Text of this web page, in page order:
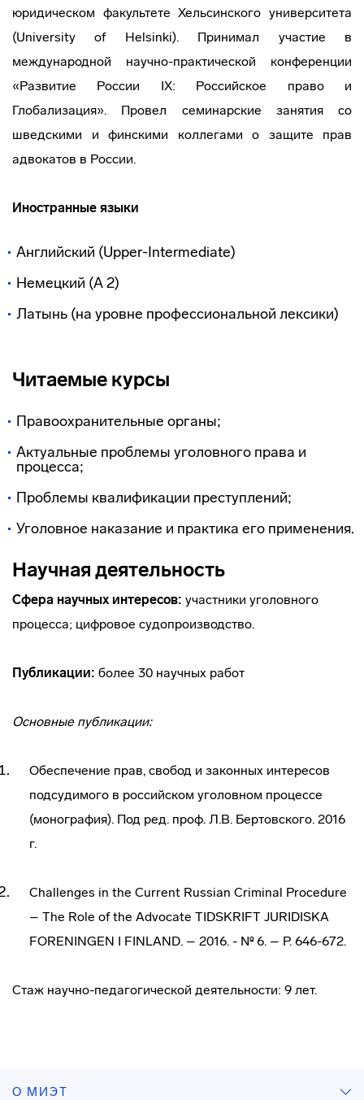
юридическом факультете Хельсинского университета
(University of Helsinki). Принимал участие в
международной научно-практической конференции
«Развитие России IX: Российское право и
Глобализация». Провел семинарские занятия со
шведскими и финскими коллегами о защите прав
адвокатов в России.
Иностранные языки
Английский (Upper-Intermediate)
Немецкий (A 2)
Латынь (на уровне профессиональной лексики)
Читаемые курсы
Правоохранительные органы;
Актуальные проблемы уголовного права и
процесса;
Проблемы квалификации преступлений;
Уголовное наказание и практика его применения.
Научная деятельность
Сфера научных интересов: участники уголовного
процесса; цифровое судопроизводство.
Публикации: более 30 научных работ
Основные публикации:
Обеспечение прав, свобод и законных интересов
подсудимого в российском уголовном процессе
(монография). Под ред. проф. Л.В. Бертовского. 2016
г.
Challenges in the Current Russian Criminal Procedure
– The Role of the Advocate TIDSKRIFT JURIDISKA
FORENINGEN I FINLAND. – 2016. - № 6. – P. 646-672.
Стаж научно-педагогической деятельности: 9 лет.
О МИЭТ